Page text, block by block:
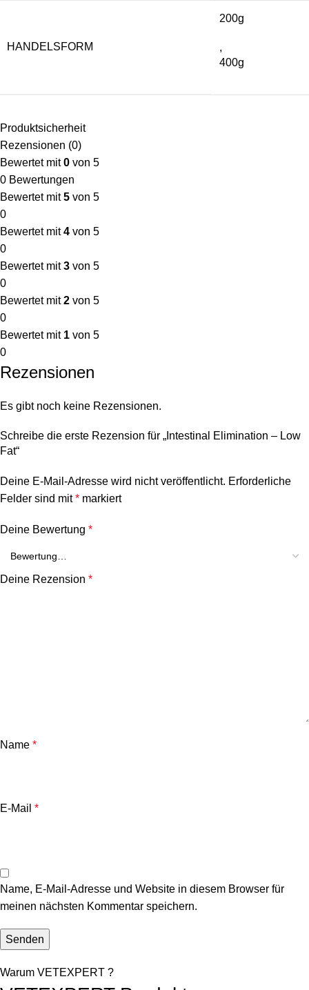
HANDELSFORM
200g
,
400g
Produktsicherheit
Rezensionen (0)
Bewertet mit0 von 5
0 Bewertungen
Bewertet mit5 von 5
0
Bewertet mit4 von 5
0
Bewertet mit3 von 5
0
Bewertet mit2 von 5
0
Bewertet mit 1 von 5
0
Rezensionen
Es gibt noch keine Rezensionen.
Schreibe die erste Rezension für „Intestinal Elimination – Low
Fat“
Deine E-Mail-Adresse wird nicht veröffentlicht. Erforderliche
Felder sind mit* markiert
Deine Bewertung *
Deine Rezension *
Name *
E-Mail *
Name, E-Mail-Adresse und Website in diesem Browser für
meinen nächsten Kommentar speichern.
Warum VETEXPERT ?